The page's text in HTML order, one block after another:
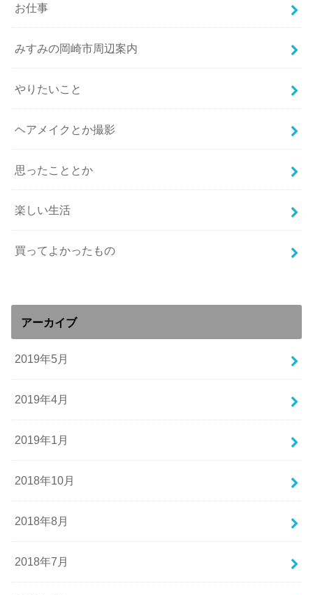
お仕事
みすみの岡崎市周辺案内
やりたいこと
ヘアメイクとか撮影
思ったこととか
楽しい生活
買ってよかったもの
アーカイブ
2019年5月
2019年4月
2019年1月
2018年10月
2018年8月
2018年7月